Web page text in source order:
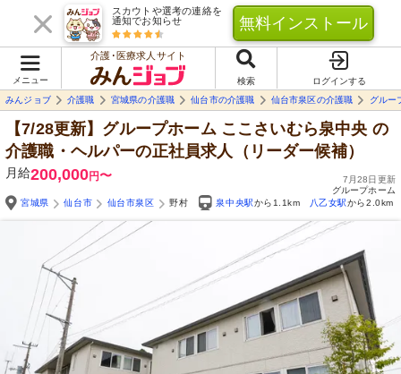
スカウトや選考の連絡を
通知でお知らせ
無料インストール
メニュー
介護･医療求人サイト
検索
ログインする
みんジョブ
介護職 宮城県の介護職 仙台市の介護職 仙台市泉区の介護職 グルー
【7/28更新】グループホーム ここさいむら泉中央 の
介護職・ヘルパーの正社員求人（リーダー候補）
月給200,000円〜
7月28日更新
グループホーム
宮城県
仙台市 仙台市泉区 野村 泉中央駅から1.1km 八乙女駅から2.0km